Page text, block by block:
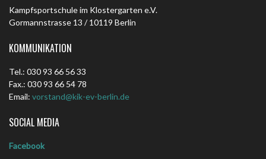
Kampfsportschule im Klostergarten e.V.
Gormannstrasse 13 / 10119 Berlin
KOMMUNIKATION
Tel.: 030 93 66 56 33
Fax.: 030 93 66 54 78
Email: vorstand@kik-ev-berlin.de
SOCIAL MEDIA
Facebook